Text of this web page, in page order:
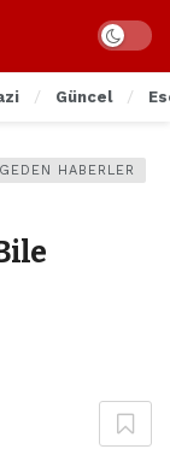
Güncel
HABERLER